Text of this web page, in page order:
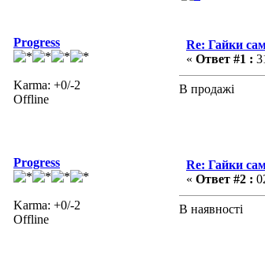
Progress
Karma: +0/-2
Offline
Re: Гайки
« Ответ #1 :
В продажі
Progress
Karma: +0/-2
Offline
Re: Гайки
« Ответ #2 :
В наявності